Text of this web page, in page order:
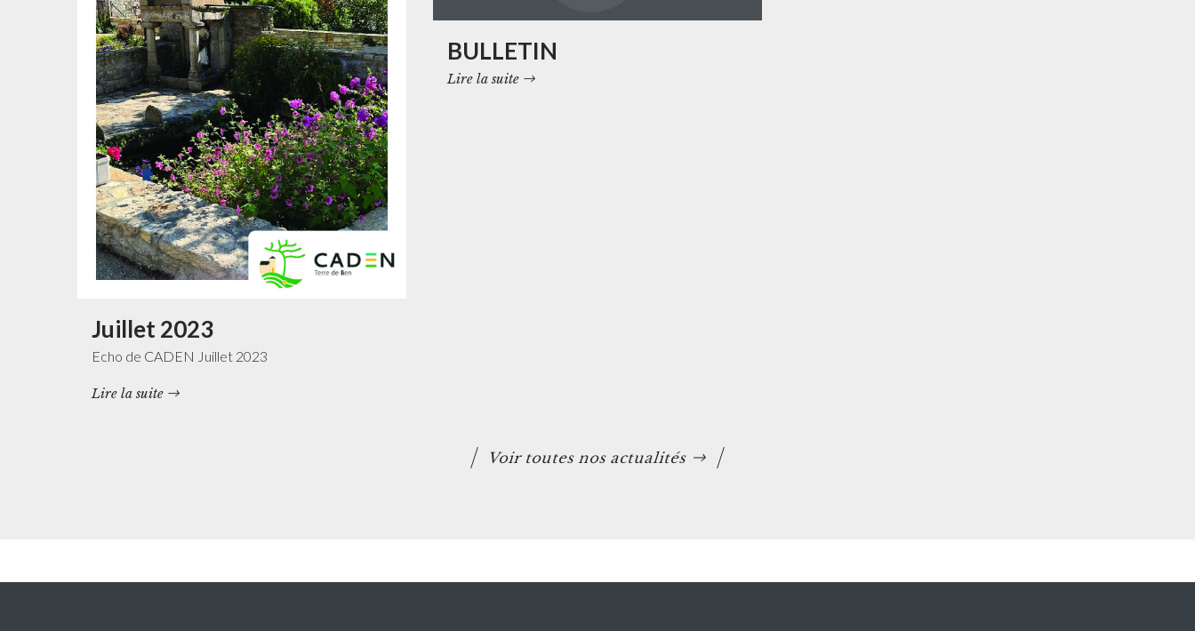
Juillet 2023
Echo de CADEN Juillet 2023
Lire la suite
BULLETIN
Lire la suite
Voir toutes nos actualités